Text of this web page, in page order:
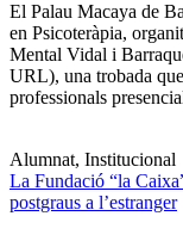
El Palau Macaya de
en Psicoteràpia,
Mental Vidal i
URL), una trobada
professionals
Alumnat, Institucional
La Fundació “la
postgraus a l’estranger